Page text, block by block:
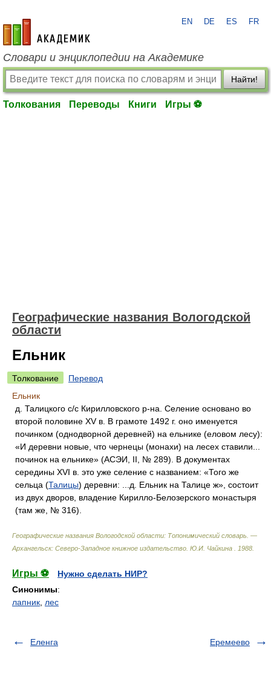
academic.ru
EN DE ES FR
Словари и энциклопедии на Академике
Найти!
Толкования Переводы Книги Игры ⚽
Географические названия Вологодской
области
Ельник
Толкование
Перевод
Ельник
д. Талицкого с/с Кирилловского р-на. Селение основано во
второй половине XV в. В грамоте 1492 г. оно именуется
починком (однодворной деревней) на ельнике (еловом лесу):
«И деревни новые, что чернецы (монахи) на лесех ставили...
починок на ельнике» (АСЭИ, II, № 289). В документах
середины XVI в. это уже селение с названием: «Того же
сельца (Талицы) деревни: ...д. Ельник на Талице ж», состоит
из двух дворов, владение Кирилло-Белозерского монастыря
(там же, № 316).
Географические названия Вологодской области: Топонимический словарь. —
Архангельск: Северо-Западное книжное издательство Ю.И. Чайкина 1988
Игры ⚽
Нужно сделать НИР?
Синонимы:
лапник лес
Еленга Еремеево